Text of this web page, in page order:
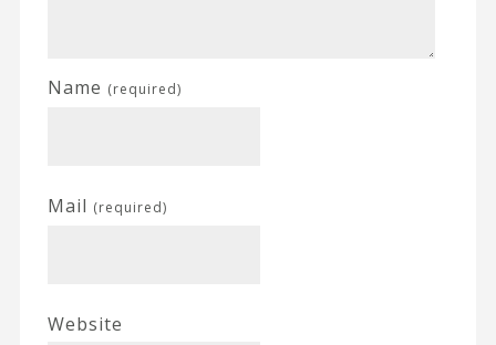
Name (required)
Mail (required)
Website